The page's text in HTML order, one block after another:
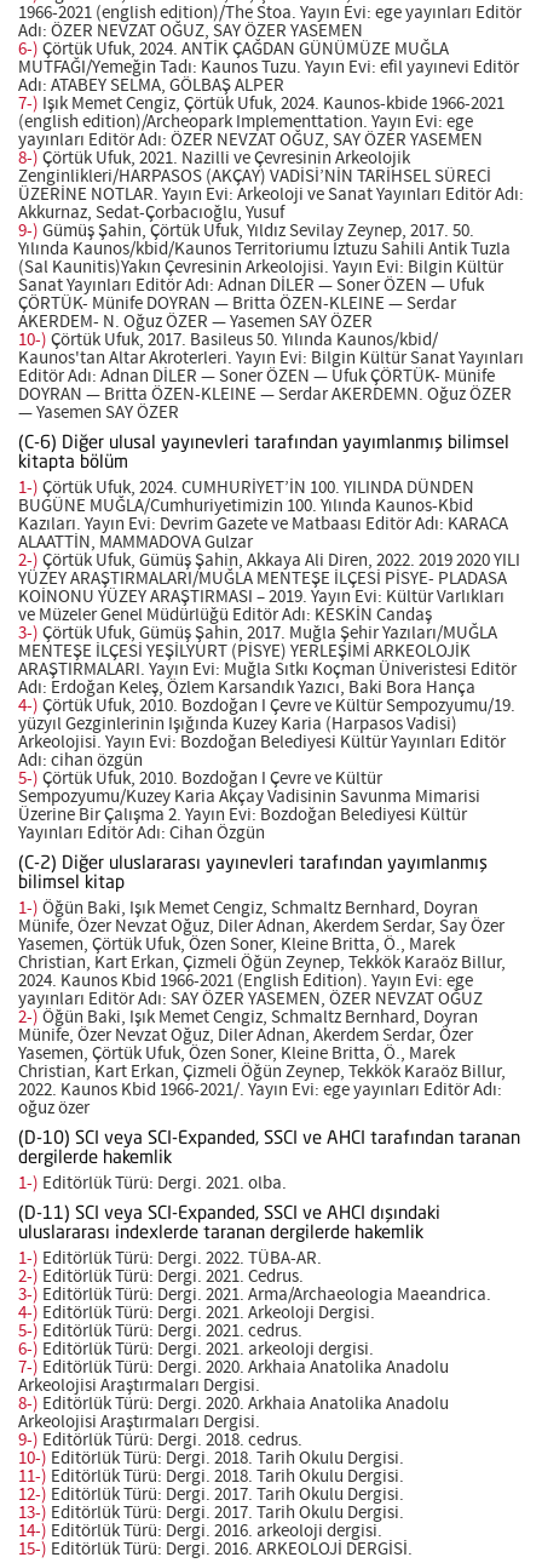
1966-2021 (english edition)/The Stoa. Yayın Evi: ege yayınları Editör
Adı: ÖZER NEVZAT OĞUZ, SAY ÖZER YASEMEN
6-) Çörtük Ufuk, 2024. ANTİK ÇAĞDAN GÜNÜMÜZE MUĞLA
MUTFAĞI/Yemeğin Tadı: Kaunos Tuzu. Yayın Evi: efil yayınevi Editör
Adı: ATABEY SELMA, GÖLBAŞ ALPER
7-) Işık Memet Cengiz, Çörtük Ufuk, 2024. Kaunos-kbide 1966-2021
(english edition)/Archeopark Implementtation. Yayın Evi: ege
yayınları Editör Adı: ÖZER NEVZAT OĞUZ, SAY ÖZER YASEMEN
8-) Çörtük Ufuk, 2021. Nazilli ve Çevresinin Arkeolojik
Zenginlikleri/HARPASOS (AKÇAY) VADİSİ’NİN TARİHSEL SÜRECİ
ÜZERİNE NOTLAR. Yayın Evi: Arkeoloji ve Sanat Yayınları Editör Adı:
Akkurnaz, Sedat-Çorbacıoğlu, Yusuf
9-) Gümüş Şahin, Çörtük Ufuk, Yıldız Sevilay Zeynep, 2017. 50.
Yılında Kaunos/kbid/Kaunos Territoriumu İztuzu Sahili Antik Tuzla
(Sal Kaunitis)Yakın Çevresinin Arkeolojisi. Yayın Evi: Bilgin Kültür
Sanat Yayınları Editör Adı: Adnan DİLER — Soner ÖZEN — Ufuk
ÇÖRTÜK- Münife DOYRAN — Britta ÖZEN-KLEINE — Serdar
AKERDEM- N. Oğuz ÖZER — Yasemen SAY ÖZER
10-) Çörtük Ufuk, 2017. Basileus 50. Yılında Kaunos/kbid/
Kaunos'tan Altar Akroterleri. Yayın Evi: Bilgin Kültür Sanat Yayınları
Editör Adı: Adnan DİLER — Soner ÖZEN — Ufuk ÇÖRTÜK- Münife
DOYRAN — Britta ÖZEN-KLEINE — Serdar AKERDEMN. Oğuz ÖZER
— Yasemen SAY ÖZER
(C-6) Diğer ulusal yayınevleri tarafından yayımlanmış bilimsel
kitapta bölüm
1-) Çörtük Ufuk, 2024. CUMHURİYET’İN 100. YILINDA DÜNDEN
BUGÜNE MUĞLA/Cumhuriyetimizin 100. Yılında Kaunos-Kbid
Kazıları. Yayın Evi: Devrim Gazete ve Matbaası Editör Adı: KARACA
ALAATTİN, MAMMADOVA Gulzar
2-) Çörtük Ufuk, Gümüş Şahin, Akkaya Ali Diren, 2022. 2019 2020 YILI
YÜZEY ARAŞTIRMALARI/MUĞLA MENTEŞE İLÇESİ PİSYE- PLADASA
KOİNONU YÜZEY ARAŞTIRMASI – 2019. Yayın Evi: Kültür Varlıkları
ve Müzeler Genel Müdürlüğü Editör Adı: KESKİN Candaş
3-) Çörtük Ufuk, Gümüş Şahin, 2017. Muğla Şehir Yazıları/MUĞLA
MENTEŞE İLÇESİ YEŞİLYURT (PİSYE) YERLEŞİMİ ARKEOLOJİK
ARAŞTIRMALARI. Yayın Evi: Muğla Sıtkı Koçman Üniveristesi Editör
Adı: Erdoğan Keleş, Özlem Karsandık Yazıcı, Baki Bora Hança
4-) Çörtük Ufuk, 2010. Bozdoğan I Çevre ve Kültür Sempozyumu/19.
yüzyıl Gezginlerinin Işığında Kuzey Karia (Harpasos Vadisi)
Arkeolojisi. Yayın Evi: Bozdoğan Belediyesi Kültür Yayınları Editör
Adı: cihan özgün
5-) Çörtük Ufuk, 2010. Bozdoğan I Çevre ve Kültür
Sempozyumu/Kuzey Karia Akçay Vadisinin Savunma Mimarisi
Üzerine Bir Çalışma 2. Yayın Evi: Bozdoğan Belediyesi Kültür
Yayınları Editör Adı: Cihan Özgün
(C-2) Diğer uluslararası yayınevleri tarafından yayımlanmış
bilimsel kitap
1-) Öğün Baki, Işık Memet Cengiz, Schmaltz Bernhard, Doyran
Münife, Özer Nevzat Oğuz, Diler Adnan, Akerdem Serdar, Say Özer
Yasemen, Çörtük Ufuk, Özen Soner, Kleine Britta, Ö., Marek
Christian, Kart Erkan, Çizmeli Öğün Zeynep, Tekkök Karaöz Billur,
2024. Kaunos Kbid 1966-2021 (English Edition). Yayın Evi: ege
yayınları Editör Adı: SAY ÖZER YASEMEN, ÖZER NEVZAT OĞUZ
2-) Öğün Baki, Işık Memet Cengiz, Schmaltz Bernhard, Doyran
Münife, Özer Nevzat Oğuz, Diler Adnan, Akerdem Serdar, Özer
Yasemen, Çörtük Ufuk, Özen Soner, Kleine Britta, Ö., Marek
Christian, Kart Erkan, Çizmeli Öğün Zeynep, Tekkök Karaöz Billur,
2022. Kaunos Kbid 1966-2021/. Yayın Evi: ege yayınları Editör Adı:
oğuz özer
(D-10) SCI veya SCI-Expanded, SSCI ve AHCI tarafından taranan
dergilerde hakemlik
1-) Editörlük Türü: Dergi. 2021. olba.
(D-11) SCI veya SCI-Expanded, SSCI ve AHCI dışındaki
uluslararası indexlerde taranan dergilerde hakemlik
1-) Editörlük Türü: Dergi. 2022. TÜBA-AR.
2-) Editörlük Türü: Dergi. 2021. Cedrus.
3-) Editörlük Türü: Dergi. 2021. Arma/Archaeologia Maeandrica.
4-) Editörlük Türü: Dergi. 2021. Arkeoloji Dergisi.
5-) Editörlük Türü: Dergi. 2021. cedrus.
6-) Editörlük Türü: Dergi. 2021. arkeoloji dergisi.
7-) Editörlük Türü: Dergi. 2020. Arkhaia Anatolika Anadolu
Arkeolojisi Araştırmaları Dergisi.
8-) Editörlük Türü: Dergi. 2020. Arkhaia Anatolika Anadolu
Arkeolojisi Araştırmaları Dergisi.
9-) Editörlük Türü: Dergi. 2018. cedrus.
10-) Editörlük Türü: Dergi. 2018. Tarih Okulu Dergisi.
11-) Editörlük Türü: Dergi. 2018. Tarih Okulu Dergisi.
12-) Editörlük Türü: Dergi. 2017. Tarih Okulu Dergisi.
13-) Editörlük Türü: Dergi. 2017. Tarih Okulu Dergisi.
14-) Editörlük Türü: Dergi. 2016. arkeoloji dergisi.
15-) Editörlük Türü: Dergi. 2016. ARKEOLOJİ DERGİSİ.